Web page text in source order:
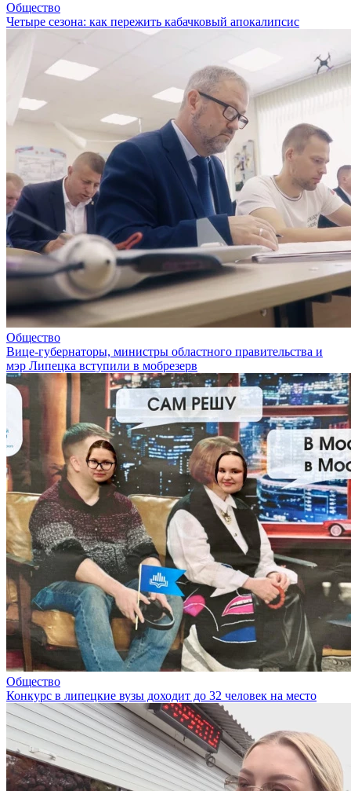
Общество
Четыре сезона: как пережить кабачковый апокалипсис
Общество
Вице-губернаторы, министры областного правительства и
мэр Липецка вступили в мобрезерв
Общество
Конкурс в липецкие вузы доходит до 32 человек на место